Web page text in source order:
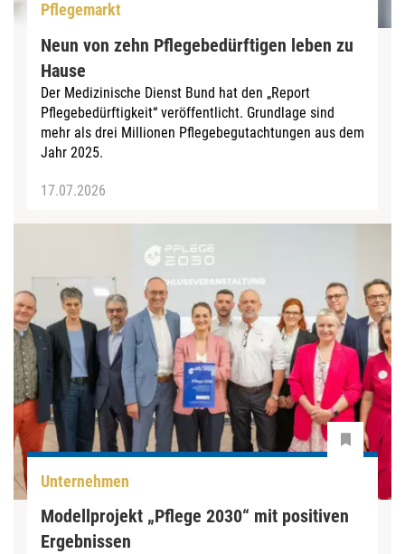
Pflegemarkt
Neun von zehn Pflegebedürftigen leben zu
Hause
Der Medizinische Dienst Bund hat den „Report
Pflegebedürftigkeit“ veröffentlicht. Grundlage sind
mehr als drei Millionen Pflegebegutachtungen aus dem
Jahr 2025.
17.07.2026
Unternehmen
Modellprojekt „Pflege 2030“ mit positiven
Ergebnissen